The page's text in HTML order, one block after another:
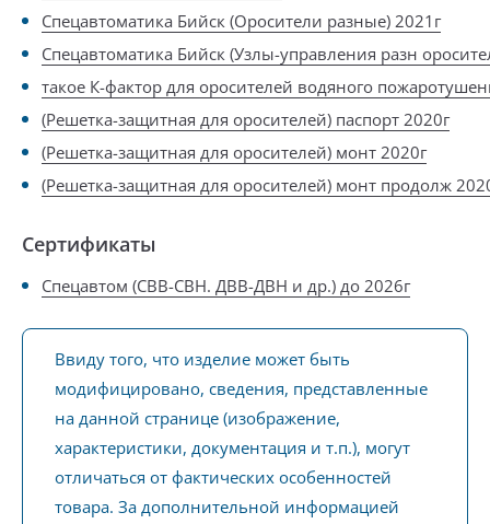
Спецавтоматика Бийск (Оросители разные) 2021г
Спецавтоматика Бийск (Узлы-управления разн
такое К-фактор для оросителей водяного
(Решетка-защитная для оросителей) паспорт 2020г
(Решетка-защитная для оросителей) монт 2020г
(Решетка-защитная для оросителей) монт продолж
Сертификаты
Спецавтом (СВВ-СВН. ДВВ-ДВН и др.) до 2026г
Ввиду того, что изделие может быть
модифицировано, сведения, представленные
на данной странице (изображение,
характеристики, документация и т.п.), могут
отличаться от фактических особенностей
товара. За дополнительной информацией